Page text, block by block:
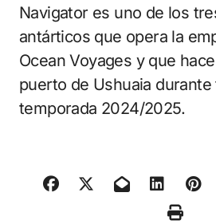
Navigator es uno de los
antárticos que opera la
Ocean Voyages y que
puerto de Ushuaia durante
temporada 2024/2025.